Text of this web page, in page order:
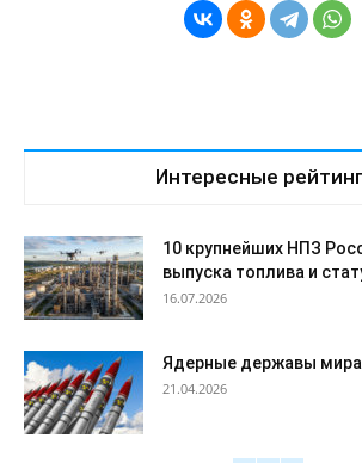
Интересные
10 крупнейших НПЗ
выпуска топлива и
16.07.2026
Ядерные державы мира
21.04.2026